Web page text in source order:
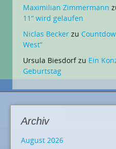
Maximilian Zimmermann
11“ wird gelaufen
Niclas Becker zu
West“
Ursula Biesdorfzu Ein
Geburtstag
Archiv
August 2026